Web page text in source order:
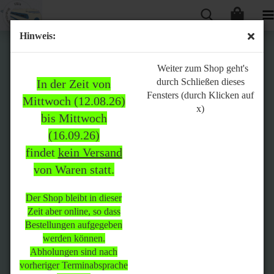
Hinweis:
In der Zeit von
Mittwoch (12.08.26)
bis Mittwoch
(16.09.26)
findet kein Versand
von Waren statt.
Der Shop bleibt in dieser
Zeit aber online, so dass
Bestellungen aufgegeben
werden können.
Abholungen sind nach
vorheriger Terminabsprache
Weiter zum Shop geht's
durch Schließen dieses
Fensters (durch Klicken auf
x)
Bitte
beachten:
In der Zeit von Mittwoch
(12.08.26) bis Mittwoch
(16.09.26)
statt.
Der Shop bleibt in dieser Zeit
aber online, so dass
Bestellungen aufgegeben
werden können.